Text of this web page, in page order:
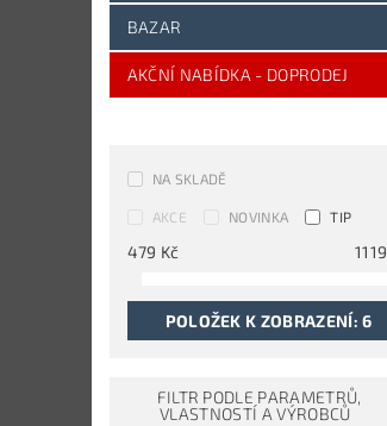
BAZAR
AKČNÍ NABÍDKA - DOPRODEJ
NA SKLADĚ
AKCE NOVINKA TIP
479 Kč 1119
POLOŽEK K ZOBRAZENÍ:6
FILTR PODLE PARAMETRŮ,
VLASTNOSTÍ A VÝROBCŮ